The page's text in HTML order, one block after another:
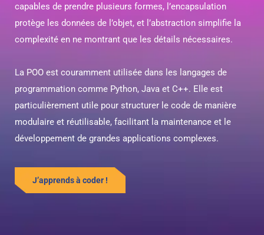
capables de prendre plusieurs formes, l’encapsulation
protège les données de l’objet, et l’abstraction simplifie la
complexité en ne montrant que les détails nécessaires.
La POO est couramment utilisée dans les langages de
programmation comme Python, Java et C++. Elle est
particulièrement utile pour structurer le code de manière
modulaire et réutilisable, facilitant la maintenance et le
développement de grandes applications complexes.
J’apprends à coder !